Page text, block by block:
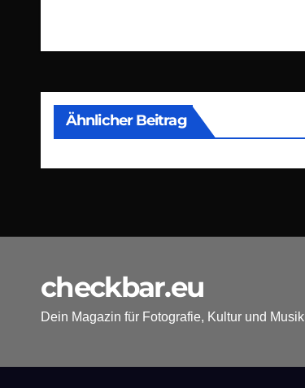
Ähnlicher Beitrag
checkbar.eu
Dein Magazin für Fotografie, Kultur und Musik